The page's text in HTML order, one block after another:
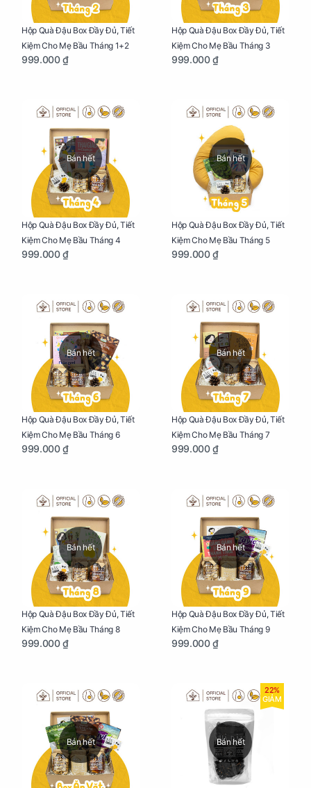
Hộp Quà Đậu Box Đầy Đủ, Tiết
Kiệm Cho Mẹ Bầu Tháng 1+2
999.000 ₫
Hộp Quà Đậu Box Đầy Đủ, Tiết
Kiệm Cho Mẹ Bầu Tháng 3
999.000 ₫
Bán hết
Hộp Quà Đậu Box Đầy Đủ, Tiết
Kiệm Cho Mẹ Bầu Tháng 4
999.000 ₫
Bán hết
Hộp Quà Đậu Box Đầy Đủ, Tiết
Kiệm Cho Mẹ Bầu Tháng 5
999.000 ₫
Bán hết
Hộp Quà Đậu Box Đầy Đủ, Tiết
Kiệm Cho Mẹ Bầu Tháng 6
999.000 ₫
Bán hết
Hộp Quà Đậu Box Đầy Đủ, Tiết
Kiệm Cho Mẹ Bầu Tháng 7
999.000 ₫
Bán hết
Hộp Quà Đậu Box Đầy Đủ, Tiết
Kiệm Cho Mẹ Bầu Tháng 8
999.000 ₫
Bán hết
Hộp Quà Đậu Box Đầy Đủ, Tiết
Kiệm Cho Mẹ Bầu Tháng 9
999.000 ₫
Bán hết Bán hết
22%
GIẢM